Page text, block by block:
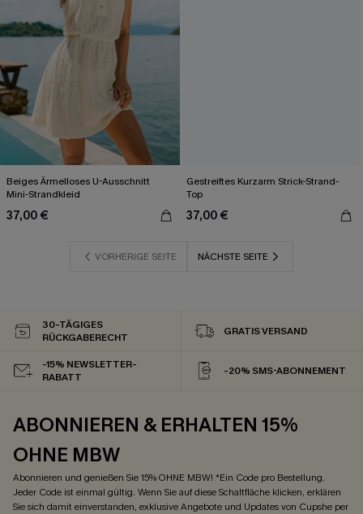
Beiges Ärmelloses U-Ausschnitt
Mini-Strandkleid
37,00 €
Gestreiftes Kurzarm Strick-Strand-
Top
37,00 €
VORHERIGE SEITE NÄCHSTE SEITE
30-TÄGIGES
RÜCKGABERECHT
GRATIS VERSAND
-15% NEWSLETTER-
RABATT
-20% SMS-ABONNEMENT
ABONNIEREN & ERHALTEN 15%
OHNE MBW
Abonnieren und genießen Sie 15% OHNE MBW! *Ein Code pro Bestellung.
Jeder Code ist einmal gültig. Wenn Sie auf diese Schaltfläche klicken, erklären
Sie sich damit einverstanden, exklusive Angebote und Updates von Cupshe per